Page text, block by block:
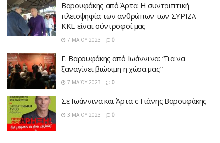
Βαρουφάκης από Άρτα: Η συντριπτική
πλειοψηφία των ανθρώπων των ΣΥΡΙΖΑ –
ΚΚΕ είναι σύντροφοί μας
7 ΜΑΪ́ΟΥ 2023 0
Γ. Βαρουφάκης από Ιωάννινα: “Για να
ξαναγίνει βιώσιμη η χώρα μας”
7 ΜΑΪ́ΟΥ 2023 0
Σε Ιωάννινα και Άρτα ο Γιάνης Βαρουφάκης
3 ΜΑΪ́ΟΥ 2023 0